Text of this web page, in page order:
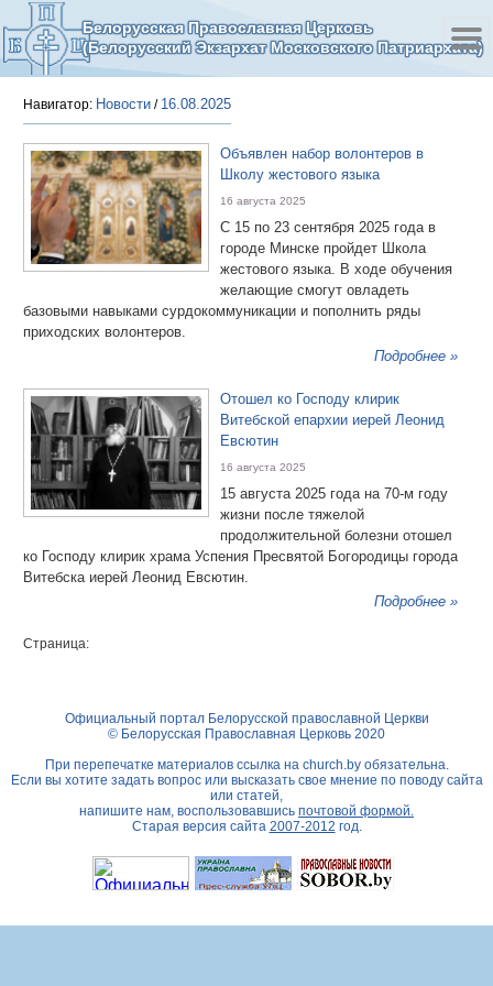
Белорусская Православная Церковь
(Белорусский Экзархат Московского Патриархата)
Навигатор: Новости / 16.08.2025
Объявлен набор волонтеров в
Школу жестового языка
16 августа 2025
С 15 по 23 сентября 2025 года в
городе Минске пройдет Школа
жестового языка. В ходе обучения
желающие смогут овладеть
базовыми навыками сурдокоммуникации и пополнить ряды
приходских волонтеров.
Подробнее »
Отошел ко Господу клирик
Витебской епархии иерей Леонид
Евсютин
16 августа 2025
15 августа 2025 года на 70-м году
жизни после тяжелой
продолжительной болезни отошел
ко Господу клирик храма Успения Пресвятой Богородицы города
Витебска иерей Леонид Евсютин.
Подробнее »
Страница:
Официальный портал Белорусской православной Церкви
© Белорусская Православная Церковь 2020
При перепечатке материалов ссылка на church.byобязательна.
Если вы хотите задать вопрос или высказать свое мнение по поводу сайта
или статей,
напишите нам, воспользовавшись почтовой формой.
Старая версия сайта 2007-2012 год.